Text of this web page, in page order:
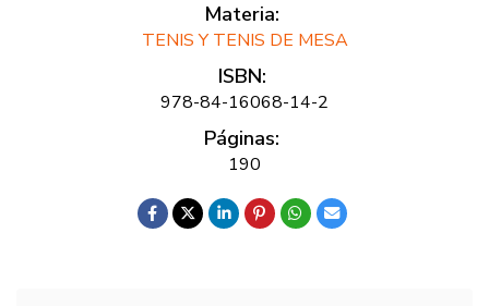
Materia:
TENIS Y TENIS DE MESA
ISBN:
978-84-16068-14-2
Páginas:
190